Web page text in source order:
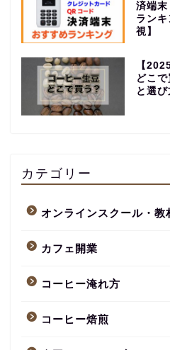
済端
ラン
視】
【
どこ
と選
カテゴリー
オンラインスクール・教
カフェ開業
コーヒー淹れ方
コーヒー焙煎
【完全版
開業準備
コーヒー